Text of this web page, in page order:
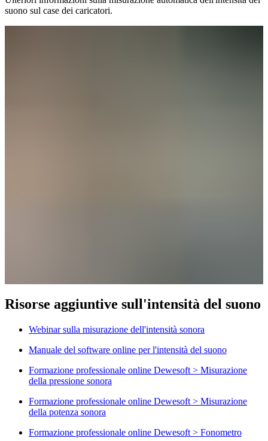
suono sul case dei caricatori.
Risorse aggiuntive sull'intensità del suono
Webinar sulla misurazione dell'intensità sonora
Manuale del software online per l'intensità del suono
Formazione professionale online Dewesoft > Misurazione
della pressione sonora
Formazione professionale online Dewesoft > Misurazione
della potenza sonora
Formazione professionale online Dewesoft > Fonometro